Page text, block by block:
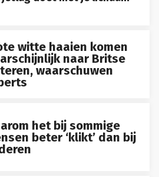
witte haaien komen
naar Britse
waarschuwen
het bij sommige
beter ‘klikt’ dan bij